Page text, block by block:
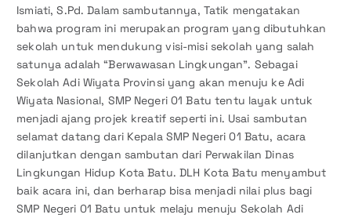
Ismiati, S.Pd. Dalam sambutannya, Tatik mengatakan
bahwa program ini merupakan program yang dibutuhkan
sekolah untuk mendukung visi-misi sekolah yang salah
satunya adalah “Berwawasan Lingkungan”. Sebagai
Sekolah Adi Wiyata Provinsi yang akan menuju ke Adi
Wiyata Nasional, SMP Negeri 01 Batu tentu layak untuk
menjadi ajang projek kreatif seperti ini. Usai sambutan
selamat datang dari Kepala SMP Negeri 01 Batu, acara
dilanjutkan dengan sambutan dari Perwakilan Dinas
Lingkungan Hidup Kota Batu. DLH Kota Batu menyambut
baik acara ini, dan berharap bisa menjadi nilai plus bagi
SMP Negeri 01 Batu untuk melaju menuju Sekolah Adi